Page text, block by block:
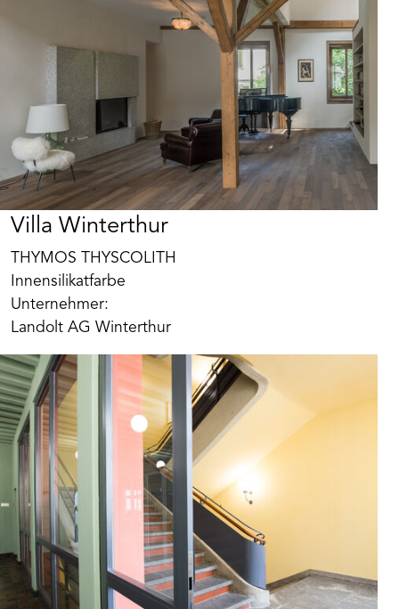
Art. Nr. BK112805
Lehm Protect Beeck
Lehmanstrich auf natürlicher Bindemittelbasis.
Auch nach längerer
Standzeit ohne Chemikalien Einsatz mit warmem
Wasser wiederentfernbar. Offenporig und
verarbeitungsfreundlich, ideal für
Lehmuntergründe im Wohnbereich wie auch in
historischen Objekten.
Produkt merken
Villa Winterthur
THYMOS THYSCOLITH
Innensilikatfarbe
Unternehmer:
Landolt AG Winterthur